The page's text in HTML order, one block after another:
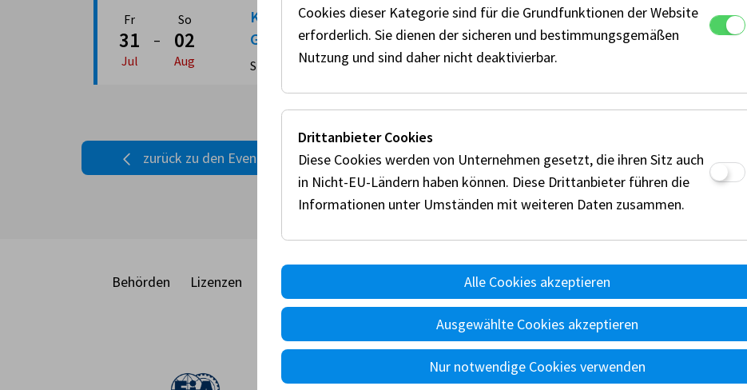
Fr
31
Jul
–
So
02
Aug
Karting, INVITATIONAL
GOKART RACE
Speedworld
AT
Niederösterreich
Veranstaltung ist MNASZ genehmigt
zurück zu den Events
Behörden Lizenzen Reglement Disziplinen Technik
die
Cookies dieser Kategorie sind für die Grundfunktionen der Website
erforderlich. Sie dienen der sicheren und bestimmungsgemäßen
Nutzung und sind daher nicht deaktivierbar.
Drittanbieter Cookies
Diese Cookies werden von Unternehmen gesetzt, die ihren Sitz auch
in Nicht-EU-Ländern haben können. Diese Drittanbieter führen die
Informationen unter Umständen mit weiteren Daten zusammen.
Alle Cookies akzeptieren
Ausgewählte Cookies akzeptieren
Nur notwendige Cookies verwenden